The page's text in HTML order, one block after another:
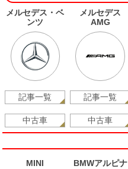
メルセデス・ベ
ンツ
記事一覧
中古車
メルセデス
AMG
記事一覧
中古車
MINI BMWアルピナ